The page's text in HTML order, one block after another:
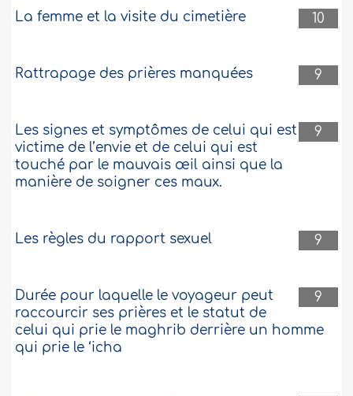
10
La femme et la visite du cimetière
9
Rattrapage des prières manquées
9
Les signes et symptômes de celui qui est
victime de l’envie et de celui qui est
touché par le mauvais œil ainsi que la
manière de soigner ces maux.
9
Les règles du rapport sexuel
9
Durée pour laquelle le voyageur peut
raccourcir ses prières et le statut de
celui qui prie le maghrib derrière un homme
qui prie le ‘icha